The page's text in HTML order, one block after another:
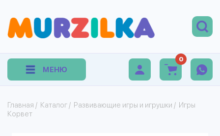
МЕНЮ
0
Главная / Каталог / Развивающие игры и игрушки / Игры
Корвет